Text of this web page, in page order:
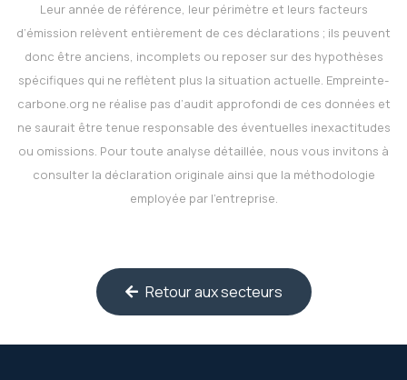
Leur année de référence, leur périmètre et leurs facteurs
d’émission relèvent entièrement de ces déclarations ; ils peuvent
donc être anciens, incomplets ou reposer sur des hypothèses
spécifiques qui ne reflètent plus la situation actuelle. Empreinte-
carbone.org ne réalise pas d’audit approfondi de ces données et
ne saurait être tenue responsable des éventuelles inexactitudes
ou omissions. Pour toute analyse détaillée, nous vous invitons à
consulter la déclaration originale ainsi que la méthodologie
employée par l’entreprise.
Retour aux secteurs